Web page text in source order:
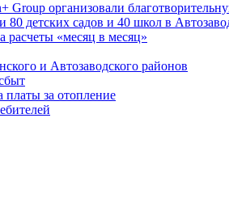
организовали
детских садов и 40 школ в
расчеты «месяц в месяц»
и Автозаводского районов
платы за отопление